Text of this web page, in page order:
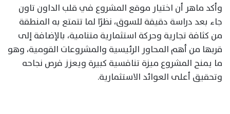
وأكد ماهر أن اختيار موقع المشروع في قلب الداون تاون
جاء بعد دراسة دقيقة للسوق، نظرًا لما تتمتع به المنطقة
من كثافة تجارية وحركة استثمارية متنامية، بالإضافة إلى
قربها من أهم المحاور الرئيسية والمشروعات القومية، وهو
ما يمنح المشروع ميزة تنافسية كبيرة ويعزز فرص نجاحه
وتحقيق أعلى العوائد الاستثمارية.